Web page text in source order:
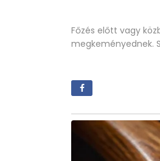
Főzés előtt vagy
megkeményednek.